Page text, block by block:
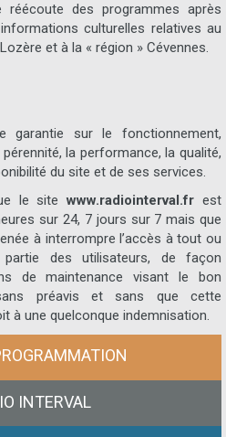
réécoute des programmes après
culturelles relatives au
et à la « région » Cévennes.
garantie sur le fonctionnement,
la performance, la qualité,
du site et de ses services.
le sitewww.radiointerval.frest
sur 24, 7 jours sur 7 mais que
à interrompre l’accès à tout ou
des utilisateurs, de façon
de maintenance visant le bon
préavis et sans que cette
à une quelconque indemnisation.
INTERVAL